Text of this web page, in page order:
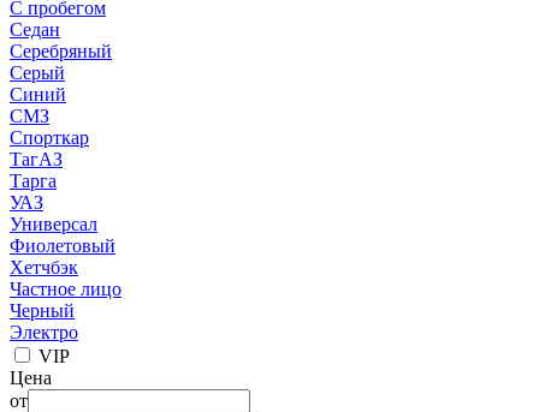
С пробегом
Седан
Серебряный
Серый
Синий
СМЗ
Спорткар
ТагАЗ
Тарга
УАЗ
Универсал
Фиолетовый
Хетчбэк
Частное лицо
Черный
Электро
VIP
Цена
от